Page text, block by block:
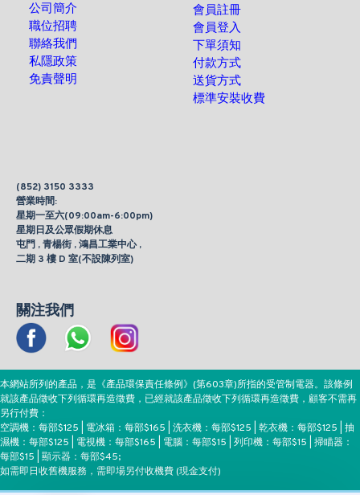
公司簡介
職位招聘
聯絡我們
私隱政策
免責聲明
會員註冊
會員登入
下單須知
付款方式
送貨方式
標準安裝收費
(852) 3150 3333
營業時間:
星期一至六(09:00am-6:00pm)
星期日及公眾假期休息
屯門 , 青楊街 , 鴻昌工業中心 ,
二期 3 樓 D 室(不設陳列室)
關注我們
本網站所列的產品，是《產品環保責任條例》(第603章)所指的受管制電器。該條例
就該產品徵收下列循環再造徵費，已經就該產品徵收下列循環再造徵費，顧客不需再
另行付費：
空調機：每部$125 | 電冰箱：每部$165 | 洗衣機：每部$125 | 乾衣機：每部$125 | 抽
濕機：每部$125 | 電視機：每部$165 | 電腦：每部$15 | 列印機：每部$15 | 掃瞄器：
每部$15 | 顯示器：每部$45;
如需即日收舊機服務，需即場另付收機費 (現金支付)